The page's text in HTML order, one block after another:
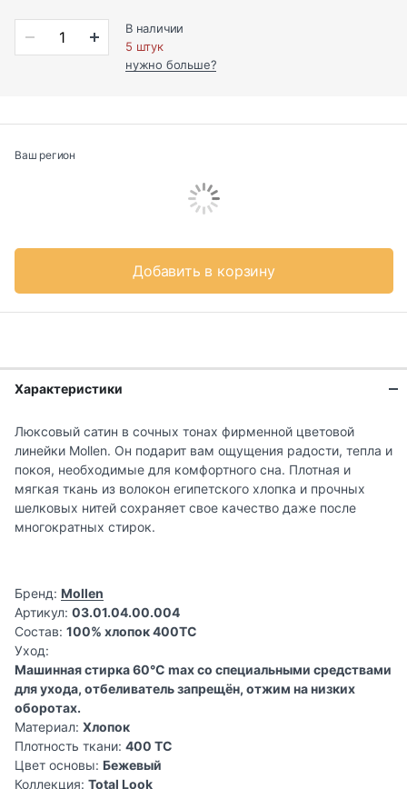
В наличии
5 штук
нужно больше?
Ваш регион
Добавить в корзину
Характеристики
Люксовый сатин в сочных тонах фирменной цветовой
линейки Mollen. Он подарит вам ощущения радости, тепла и
покоя, необходимые для комфортного сна. Плотная и
мягкая ткань из волокон египетского хлопка и прочных
шелковых нитей сохраняет свое качество даже после
многократных стирок.
Бренд: Mollen
Артикул: 03.01.04.00.004
Состав: 100% хлопок 400TC
Уход:
Машинная стирка 60°C max со специальными средствами
для ухода, отбеливатель запрещён, отжим на низких
оборотах.
Материал: Хлопок
Плотность ткани: 400 TC
Цвет основы: Бежевый
Коллекция: Total Look